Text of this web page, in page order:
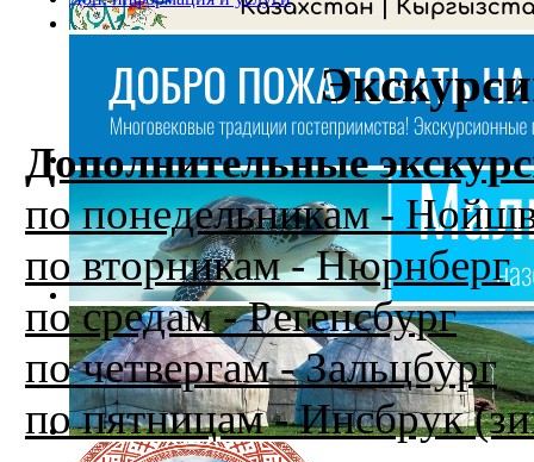
Дополнительные
по понедельникам -
по вторникам - Нюрнберг
по средам - Регенсбург
по четвергам - Зальцбург
по пятницам - Инсбрук